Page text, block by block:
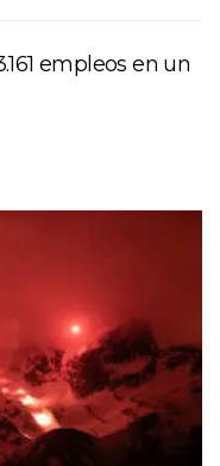
empleos en un